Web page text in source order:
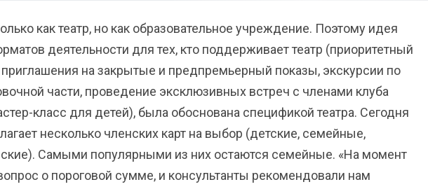
как театр, но как образовательное учреждение. Поэтому идея
деятельности для тех, кто поддерживает театр (приоритетный
на закрытые и предпремьерный показы, экскурсии по
части, проведение эксклюзивных встреч с членами клуба
класс для детей), была обоснована спецификой театра. Сегодня
несколько членских карт на выбор (детские, семейные,
Самыми популярными из них остаются семейные. «На момент
о пороговой сумме, и консультанты рекомендовали нам